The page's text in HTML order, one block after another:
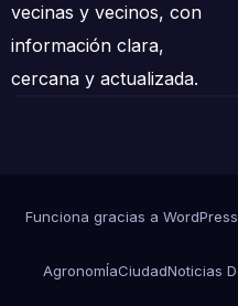
vecinas y vecinos, con
información clara,
cercana y actualizada.
Funciona gracias a WordPress
AgronomÍaCiudadNoticias